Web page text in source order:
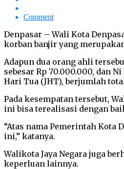
Comment
Denpasar – Wali Kota
korban banjir yang
Adapun dua orang ahli
sebesar Rp 70.000.000, dan
Hari Tua (JHT), berjumlah
Pada kesempatan tersebut,
ini bisa terealisasi dengan
“Atas nama Pemerintah Kota
ini,” katanya.
Walikota Jaya Negara juga
keperluan lainnya.